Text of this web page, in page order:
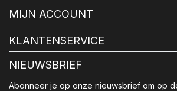
MIJN ACCOUNT
KLANTENSERVICE
NIEUWSBRIEF
Abonneer je op onze nieuwsbrief om op